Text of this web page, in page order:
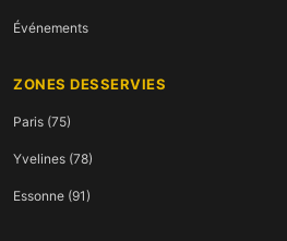
Événements
ZONES DESSERVIES
Paris (75)
Yvelines (78)
Essonne (91)